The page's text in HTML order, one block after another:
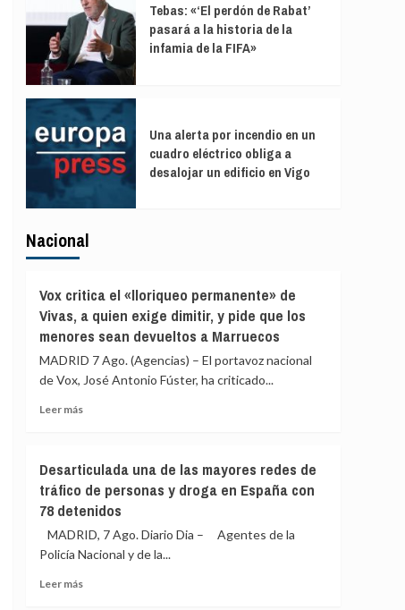
Tebas: «‘El perdón de Rabat’
pasará a la historia de la
infamia de la FIFA»
Una alerta por incendio en un
cuadro eléctrico obliga a
desalojar un edificio en Vigo
Nacional
Vox critica el «lloriqueo permanente» de
Vivas, a quien exige dimitir, y pide que los
menores sean devueltos a Marruecos
MADRID 7 Ago. (Agencias) – El portavoz nacional
de Vox, José Antonio Fúster, ha criticado...
Leer másLeer
critica
el
«lloriqueo
de
Vivas,
Desarticulada una de las mayores redes de
tráfico de personas y droga en España con
78 detenidos
MADRID, 7 Ago. Diario Dia – Agentes de la
Policía Nacional y de la...
Leer másLeer